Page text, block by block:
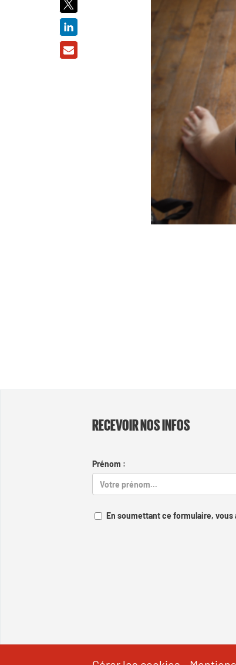
RECEVOIR NOS INFOS
Prénom :
En soumettant ce formulaire,